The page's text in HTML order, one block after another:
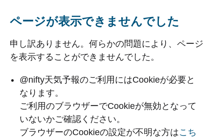
ページが表示できませんでした
申し訳ありません。何らかの問題により、ページ
を表示することができませんでした。
@nifty天気予報のご利用にはCookieが必要と
なります。
ご利用のブラウザーでCookieが無効となって
いないかご確認ください。
ブラウザーのCookieの設定が不明な方はこち